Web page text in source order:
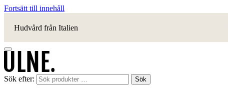
Fortsätt till innehåll
Hudvård från Italien
Sök efter: Sök